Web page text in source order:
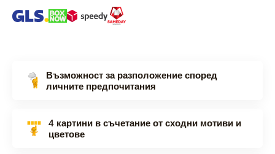
Възможност за разположение според
личните предпочитания
4 картини в съчетание от сходни мотиви и
цветове